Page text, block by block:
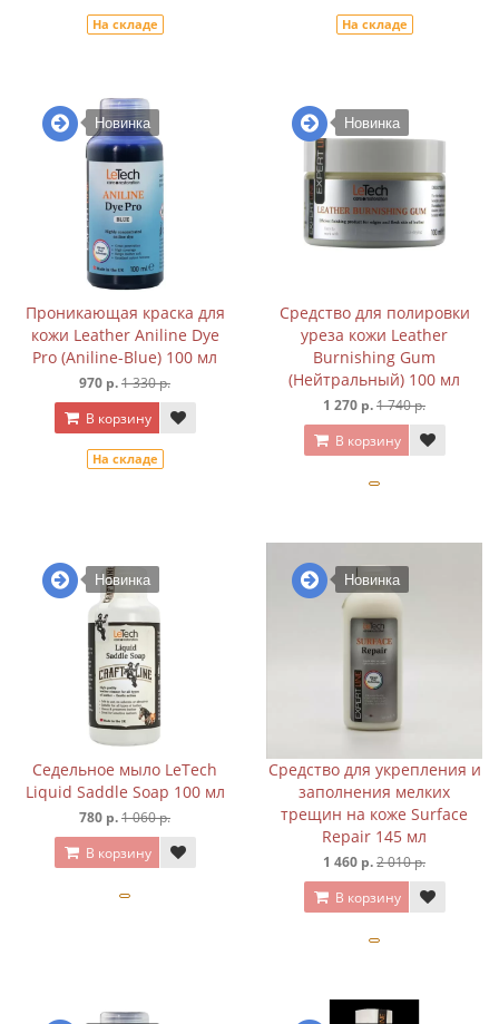
На складе На складе
Новинка
Проникающая краска для
кожи Leather Aniline Dye
Pro (Aniline-Blue) 100 мл
970 р.1 330 р.
В корзину
На складе
Новинка
Средство для полировки
уреза кожи Leather
Burnishing Gum
(Нейтральный) 100 мл
1 270 р.1 740 р.
В корзину
Новинка
Седельное мыло LeTech
Liquid Saddle Soap 100 мл
780 р.1 060 р.
В корзину
Новинка
Средство для укрепления и
заполнения мелких
трещин на коже Surface
Repair 145 мл
1 460 р.2 010 р.
В корзину